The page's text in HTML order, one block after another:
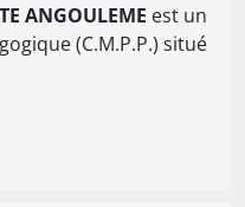
ANGOULEME est un
(C.M.P.P.) situé